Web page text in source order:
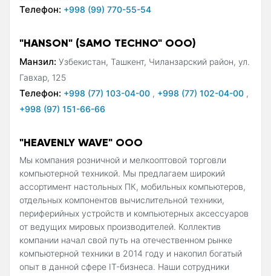
Телефон: +998 (99) 770-55-54
"HANSON" (SAMO TECHNO" ООО)
Манзил: Узбекистан, Ташкент, Чиланзарский район, ул.
Гавхар, 125
Телефон: +998 (77) 103-04-00 , +998 (77) 102-04-00 ,
+998 (97) 151-66-66
"HEAVENLY WAVE" ООО
Мы компания розничной и мелкооптовой торговли
компьютерной техникой. Мы предлагаем широкий
ассортимент настольных ПК, мобильных компьютеров,
отдельных компонентов вычислительной техники,
периферийных устройств и компьютерных аксессуаров
от ведущих мировых производителей. Коллектив
компании начал свой путь на отечественном рынке
компьютерной техники в 2014 году и накопил богатый
опыт в данной сфере IT-бизнеса. Наши сотрудники